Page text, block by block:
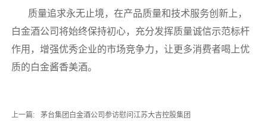
质量追求永无止境，在产品质量和技术服务创新上，
白金酒公司将始终保持初心，充分发挥质量诚信示范标杆
作用，增强优秀企业的市场竞争力，让更多消费者喝上优
质的白金酱香美酒。
上一篇: 茅台集团白金酒公司参访慰问江苏大吉控股集团